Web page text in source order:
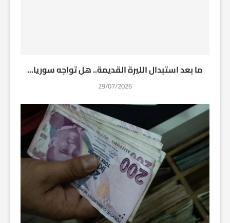
ما بعد استبدال الليرة القديمة.. هل تواجه سوريا...
29/07/2026